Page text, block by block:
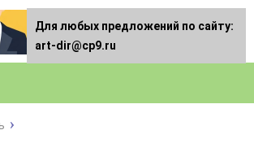
Для любых предложений по сайту:
art-dir@cp9.ru